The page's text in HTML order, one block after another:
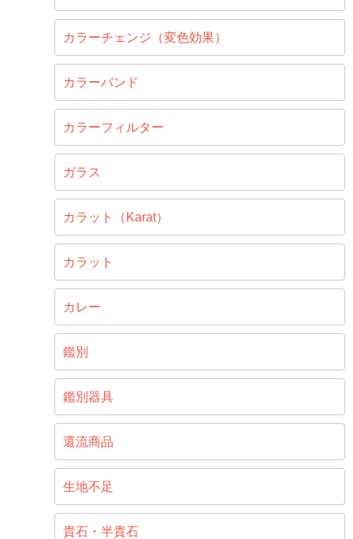
カラーチェンジ（変色効果）
カラーバンド
カラーフィルター
ガラス
カラット（Karat）
カラット
カレー
鑑別
鑑別器具
還流商品
生地不足
貴石・半貴石